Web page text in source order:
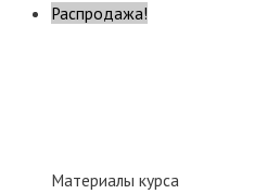
Распродажа!
Материалы курса